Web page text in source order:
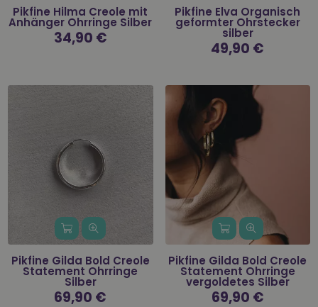
Pikfine Hilma Creole mit
Anhänger Ohrringe Silber
Normaler
Preis
34,90 €
Pikfine Elva Organisch
geformter Ohrstecker
silber
Normaler
Preis
49,90 €
Pikfine Gilda Bold Creole
Statement Ohrringe
Silber
69,90 €
Pikfine Gilda Bold Creole
Statement Ohrringe
vergoldetes Silber
69,90 €